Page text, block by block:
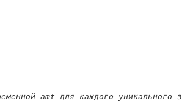
amt для каждого уникального